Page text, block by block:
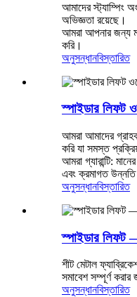
আমাদের স্ট্যাম্পিং
অভিজ্ঞতা রয়েছে।
আমরা আপনার জন্য
করি।
অনুসন্ধানবিস্তারিত
স্পাইডার লিফট
আমরা আমাদের
করি যা সমস্ত
আমরা গ্যারান্টি:
এবং ক্রমাগত
অনুসন্ধানবিস্তারিত
স্পাইডার লিফট
শীট মেটাল
সমাবেশ সম্পূর্ণ করার
অনুসন্ধানবিস্তারিত